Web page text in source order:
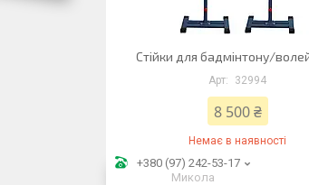
Стійки для бадмінтону/
32994
8 500 ₴
Немає в наявності
+380 (97) 242-53-17
Микола